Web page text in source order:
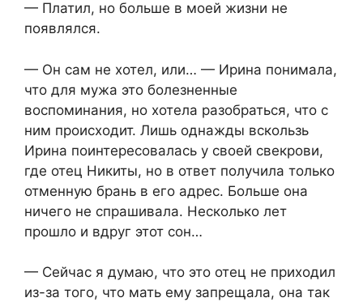
— Платил, но больше в моей жизни не
появлялся.
— Он сам не хотел, или… — Ирина понимала,
что для мужа это болезненные
воспоминания, но хотела разобраться, что с
ним происходит. Лишь однажды вскользь
Ирина поинтересовалась у своей свекрови,
где отец Никиты, но в ответ получила только
отменную брань в его адрес. Больше она
ничего не спрашивала. Несколько лет
прошло и вдруг этот сон…
— Сейчас я думаю, что это отец не приходил
из-за того, что мать ему запрещала, она так